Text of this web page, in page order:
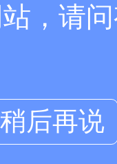
，请
稍后再说